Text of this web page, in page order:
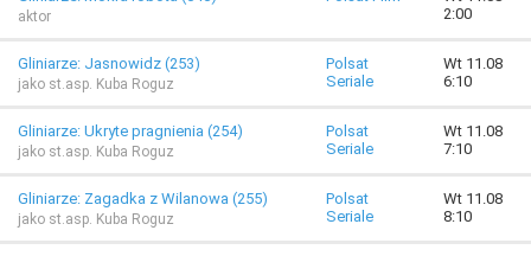
aktor
2:00
Gliniarze: Jasnowidz (253)
jako st.asp. Kuba Roguz
Polsat
Seriale
Wt 11.08
6:10
Gliniarze: Ukryte pragnienia (254)
jako st.asp. Kuba Roguz
Polsat
Seriale
Wt 11.08
7:10
Gliniarze: Zagadka z Wilanowa (255)
jako st.asp. Kuba Roguz
Polsat
Seriale
Wt 11.08
8:10